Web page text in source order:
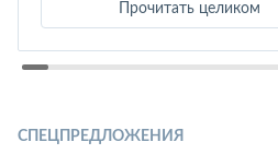
Прочитать целиком
СПЕЦПРЕДЛОЖЕНИЯ